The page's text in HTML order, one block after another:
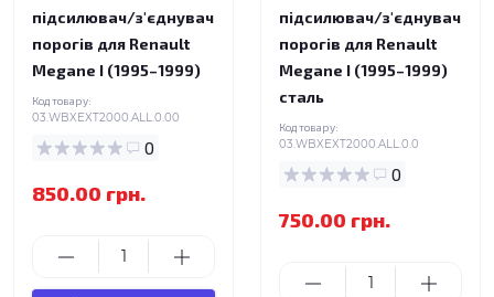
підсилювач/з'єднувач
порогів для Renault
Megane I (1995–1999)
Код товару:
03.WBXEXT2000.ALL.0.00
0
850.00 грн.
підсилювач/з'єднувач
порогів для Renault
Megane I (1995–1999)
сталь
Код товару:
03.WBXEXT2000.ALL.0.0
0
750.00 грн.